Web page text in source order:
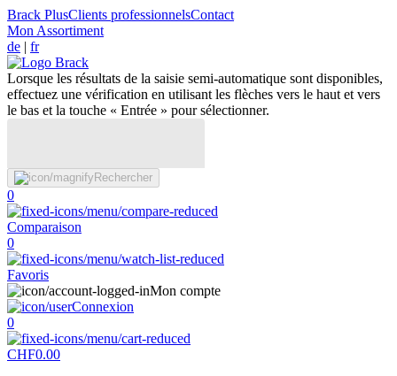
Brack PlusClients professionnelsContact
Mon Assortiment
de | fr
Lorsque les résultats de la saisie semi-automatique sont disponibles,
effectuez une vérification en utilisant les flèches vers le haut et vers
le bas et la touche « Entrée » pour sélectionner.
Rechercher
0
Comparaison
0
Favoris
Mon compte
Connexion
0
CHF0.00